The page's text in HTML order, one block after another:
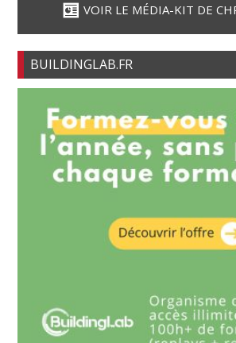
VOIR LE MÉDIA-KIT DE
BUILDINGLAB.FR